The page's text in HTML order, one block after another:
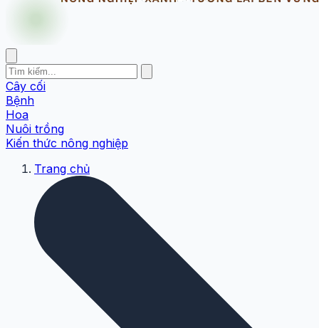
Cây cối
Bệnh
Hoa
Nuôi trồng
Kiến thức nông nghiệp
Trang chủ